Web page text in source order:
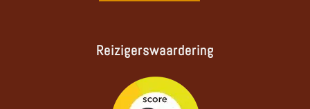
Reizigerswaardering